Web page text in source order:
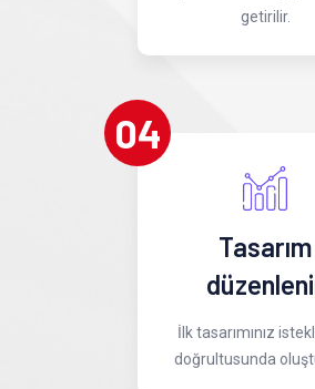
getirilir.
04
Tasarım
İlk tasarımınız
doğrultusunda